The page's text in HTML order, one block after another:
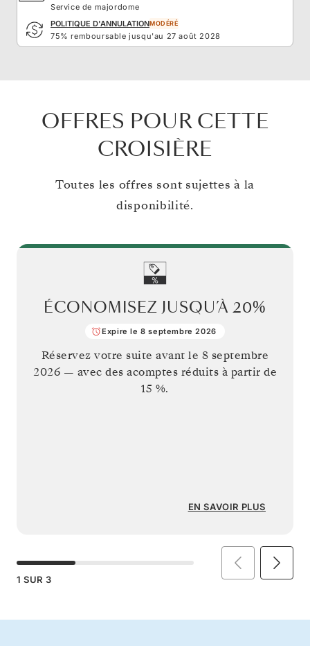
Service de majordome
POLITIQUE D'ANNULATIONMODÉRÉ
75% remboursable jusqu'au 27 août 2028
OFFRES POUR CETTE
CROISIÈRE
Toutes les offres sont sujettes à la
disponibilité.
ÉCONOMISEZ JUSQU’À 20%
Expire le 8 septembre 2026
Réservez votre suite avant le 8 septembre
2026 — avec des acomptes réduits à partir de
15 %.
EN SAVOIR PLUS
1 SUR 3